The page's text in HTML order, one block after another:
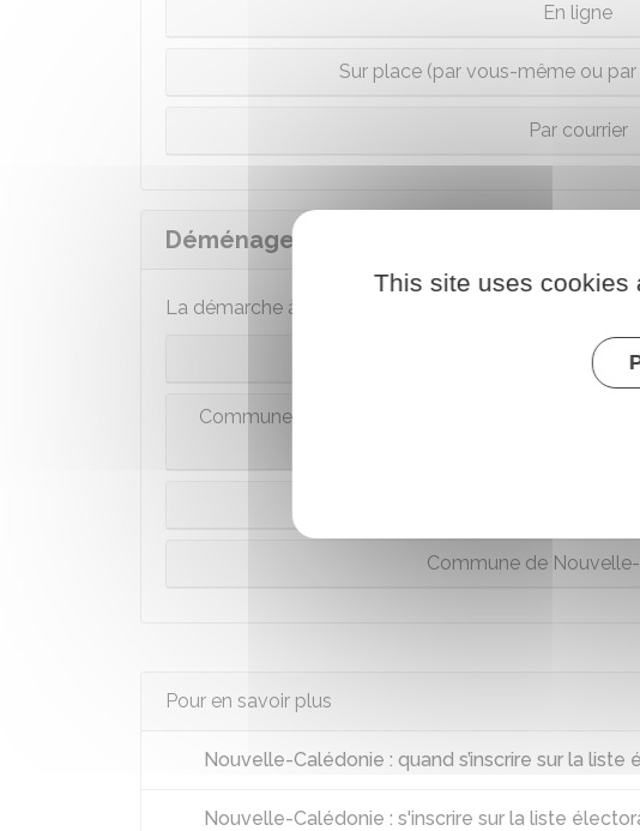
En ligne
Sur place (par vous-même ou
Par courrier
Déménagement dans une nouvelle
La démarche à faire dépend de la commune dans
Commune de
Commune de Guadeloupe, Guyane, Martinique,
Saint-Martin, Saint-
Commune de
Pour en savoir plus
Nouvelle-Calédonie : quand s’inscrire sur la liste
Nouvelle-Calédonie : s'inscrire sur la liste
This site uses cookies